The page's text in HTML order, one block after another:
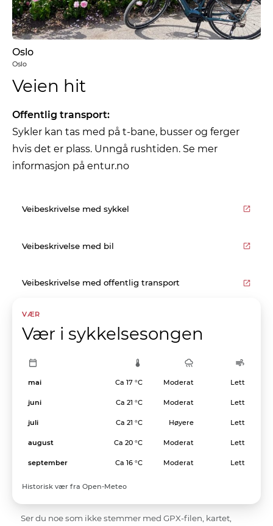
Oslo
Oslo
Veien hit
Offentlig transport:
Sykler kan tas med på t-bane, busser og ferger
hvis det er plass. Unngå rushtiden. Se mer
informasjon på entur.no
Veibeskrivelse med sykkel
Veibeskrivelse med bil
Veibeskrivelse med offentlig transport
VÆR
Vær i sykkelsesongen
mai Ca 17 °C Moderat Lett
juni Ca 21 °C Moderat Lett
juli Ca 21 °C Høyere Lett
august Ca 20 °C Moderat Lett
september Ca 16 °C Moderat Lett
Historisk vær fra Open-Meteo
Ser du noe som ikke stemmer med GPX-filen, kartet,